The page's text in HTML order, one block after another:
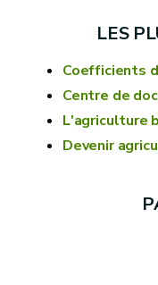
LES
Coefficients
Centre de
L'agriculture
Devenir